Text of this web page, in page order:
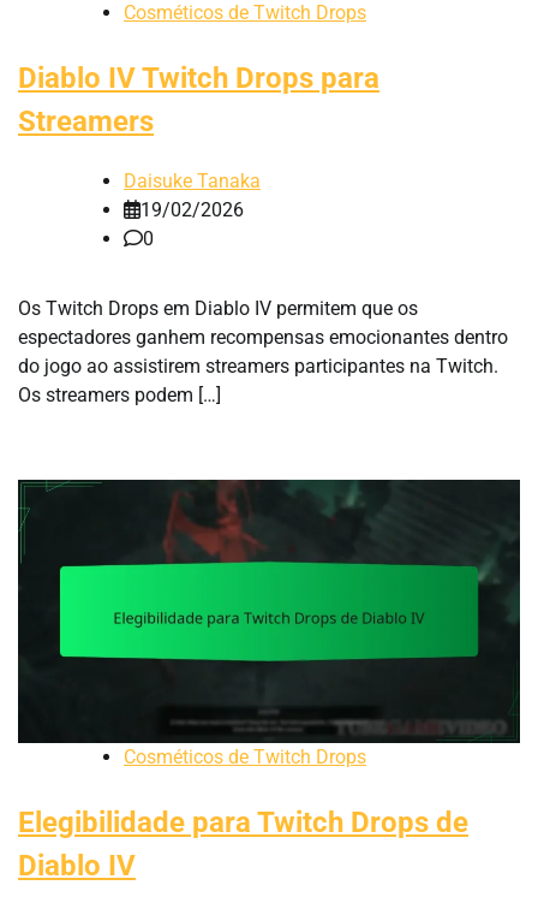
Cosméticos de Twitch Drops
Diablo IV Twitch Drops para
Streamers
Daisuke Tanaka
19/02/2026
0
Os Twitch Drops em Diablo IV permitem que os
espectadores ganhem recompensas emocionantes dentro
do jogo ao assistirem streamers participantes na Twitch.
Os streamers podem […]
Cosméticos de Twitch Drops
Elegibilidade para Twitch Drops de
Diablo IV